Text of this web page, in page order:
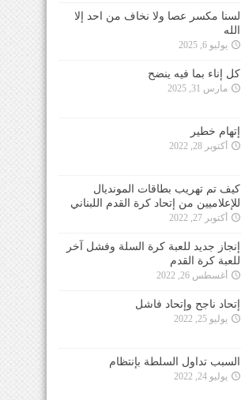
لسنا مكسر عصا ولا نخاف من احد إلا
الله
يوليو 6, 2025
كل إناء بما فيه ينضح
مارس 31, 2025
إتهام خطير
أكتوبر 28, 2022
كيف تم تهريب بطاقات المونديال
للإعلاميين من إتحاد كرة القدم اللبناني
أكتوبر 27, 2022
إنجاز جديد للعبة كرة السلة وفشل آخر
للعبة كرة القدم
أغسطس 26, 2022
إتحاد ناجح وإتحاد فاشل
يوليو 25, 2022
السبب تداول السلطة بإنتظام
يوليو 24, 2022